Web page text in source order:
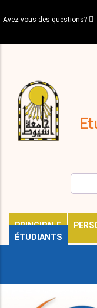
au
principal
Avez-vous des questions?
PRINCIPALE
ÉTUDIANTS
décisions
Expatriés
Journal